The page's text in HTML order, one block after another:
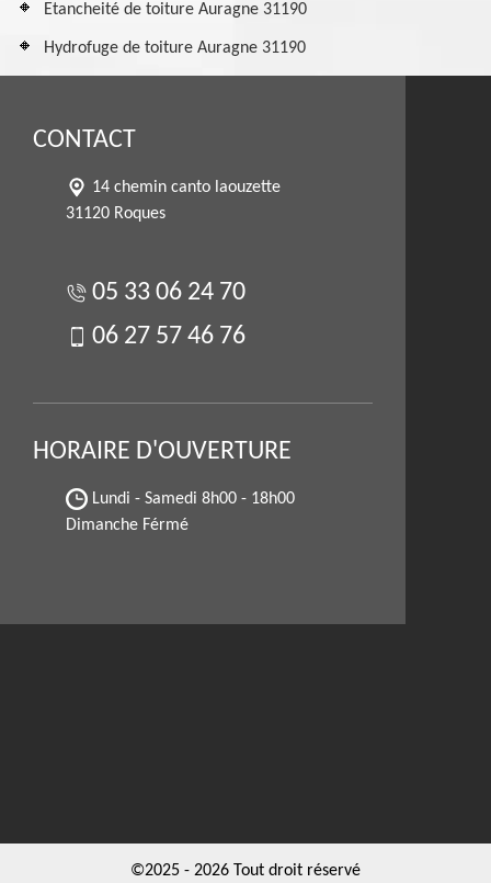
Etancheité de toiture Auragne 31190
Hydrofuge de toiture Auragne 31190
CONTACT
14 chemin canto laouzette
31120 Roques
05 33 06 24 70
06 27 57 46 76
HORAIRE D'OUVERTURE
Lundi - Samedi 8h00 - 18h00
Dimanche Férmé
©2025 - 2026 Tout droit réservé